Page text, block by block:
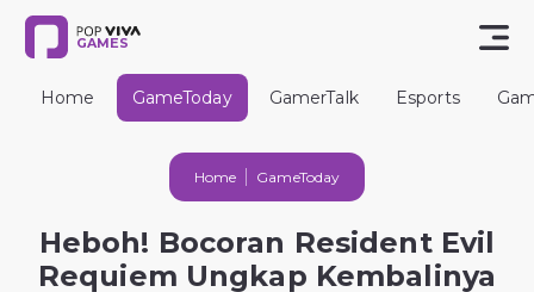
GAMES
Home GameToday GamerTalk Esports
Home GameToday
Heboh! Bocoran Resident Evil
Requiem Ungkap Kembalinya